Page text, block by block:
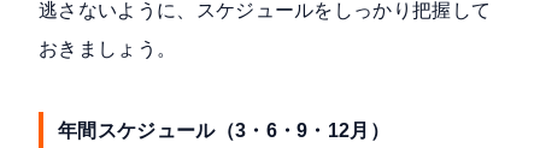
逃さないように、スケジュールをしっかり把握して
おきましょう。
年間スケジュール（3・6・9・12月）